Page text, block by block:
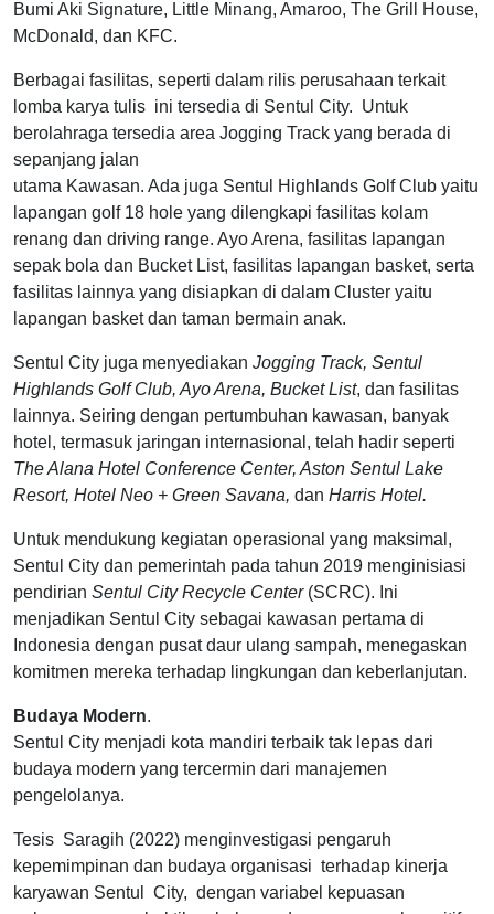
Bumi Aki Signature, Little Minang, Amaroo, The Grill House,
McDonald, dan KFC.
Berbagai fasilitas, seperti dalam rilis perusahaan terkait
lomba karya tulis ini tersedia di Sentul City. Untuk
berolahraga tersedia area Jogging Track yang berada di
sepanjang jalan
utama Kawasan. Ada juga Sentul Highlands Golf Club yaitu
lapangan golf 18 hole yang dilengkapi fasilitas kolam
renang dan driving range. Ayo Arena, fasilitas lapangan
sepak bola dan Bucket List, fasilitas lapangan basket, serta
fasilitas lainnya yang disiapkan di dalam Cluster yaitu
lapangan basket dan taman bermain anak.
Sentul City juga menyediakan Jogging Track, Sentul
Highlands Golf Club, Ayo Arena, Bucket List, dan fasilitas
lainnya. Seiring dengan pertumbuhan kawasan, banyak
hotel, termasuk jaringan internasional, telah hadir seperti
The Alana Hotel Conference Center, Aston Sentul Lake
Resort, Hotel Neo + Green Savana, dan Harris Hotel.
Untuk mendukung kegiatan operasional yang maksimal,
Sentul City dan pemerintah pada tahun 2019 menginisiasi
pendirian Sentul City Recycle Center(SCRC). Ini
menjadikan Sentul City sebagai kawasan pertama di
Indonesia dengan pusat daur ulang sampah, menegaskan
komitmen mereka terhadap lingkungan dan keberlanjutan.
Budaya Modern.
Sentul City menjadi kota mandiri terbaik tak lepas dari
budaya modern yang tercermin dari manajemen
pengelolanya.
Tesis Saragih (2022) menginvestigasi pengaruh
kepemimpinan dan budaya organisasi terhadap kinerja
karyawan Sentul City, dengan variabel kepuasan